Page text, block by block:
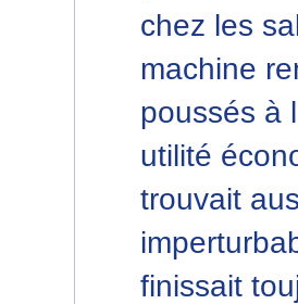
chez les
machine
poussés à
utilité
trouvait
finissait